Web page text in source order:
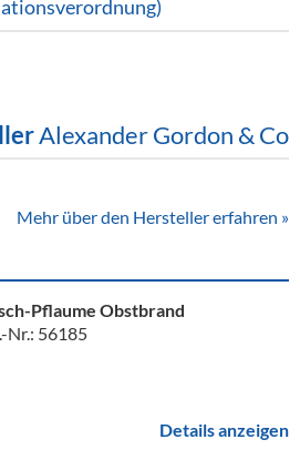
Alexander Gordon & Co
Mehr über den Hersteller erfahren »
Pflaume Obstbrand
Nr.: 56185
Details anzeigen